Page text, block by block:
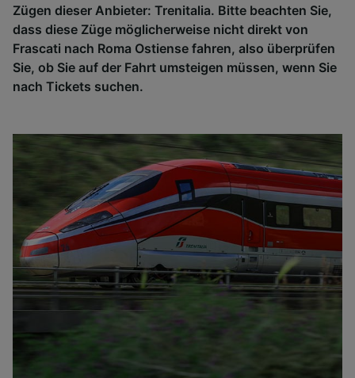
Zügen dieser Anbieter: Trenitalia. Bitte beachten Sie,
dass diese Züge möglicherweise nicht direkt von
Frascati nach Roma Ostiense fahren, also überprüfen
Sie, ob Sie auf der Fahrt umsteigen müssen, wenn Sie
nach Tickets suchen.